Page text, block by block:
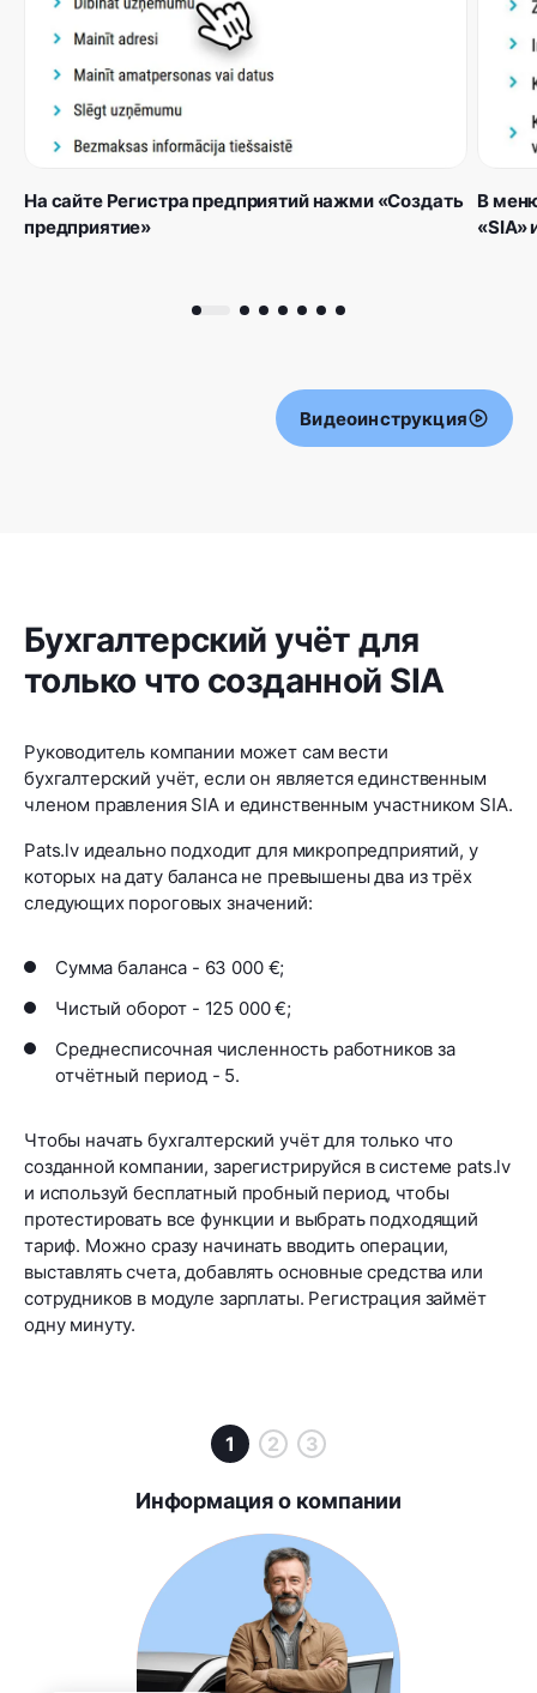
На сайте Регистра предприятий нажми «Создать
предприятие»
В
«SIA»
Видеоинструкция
Бухгалтерский учёт для
только что созданной SIA
Руководитель компании может сам вести
бухгалтерский учёт, если он является единственным
членом правления SIA и единственным участником SIA.
Pats.lv идеально подходит для микропредприятий, у
которых на дату баланса не превышены два из трёх
следующих пороговых значений:
Сумма баланса - 63 000 €;
Чистый оборот - 125 000 €;
Среднесписочная численность работников за
отчётный период - 5.
Чтобы начать бухгалтерский учёт для только что
созданной компании, зарегистрируйся в системе pats.lv
и используй бесплатный пробный период, чтобы
протестировать все функции и выбрать подходящий
тариф. Можно сразу начинать вводить операции,
выставлять счета, добавлять основные средства или
сотрудников в модуле зарплаты. Регистрация займёт
одну минуту.
1 2 3
Информация о компании